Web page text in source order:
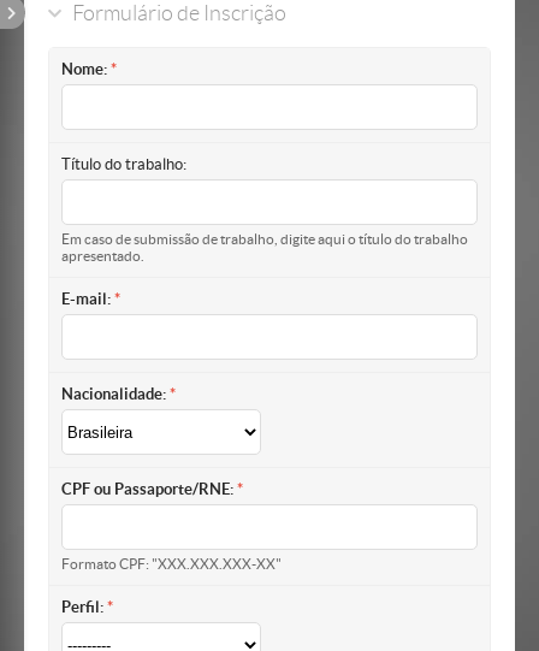
Formulário de Inscrição
Nome:
Título do trabalho:
Em caso de submissão de trabalho, digite aqui o título do trabalho
apresentado.
E-mail:
Nacionalidade:
CPF ou Passaporte/RNE:
Formato CPF: "XXX.XXX.XXX-XX"
Perfil: